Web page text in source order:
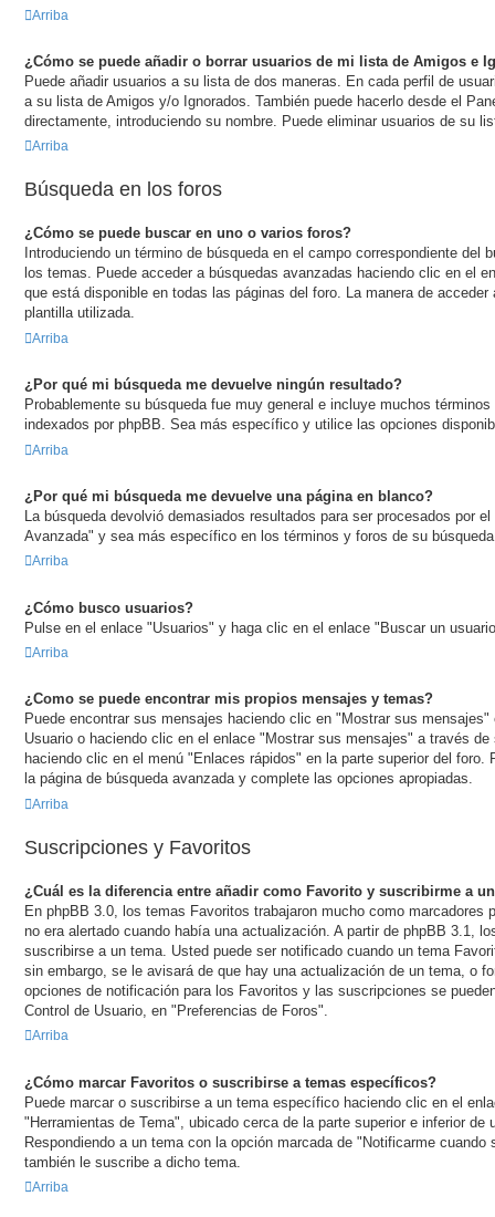
Arriba
¿Cómo se puede añadir o borrar usuarios de mi lista de Amigos e
Puede añadir usuarios a su lista de dos maneras. En cada perfil de
a su lista de Amigos y/o Ignorados. También puede hacerlo desde el
directamente, introduciendo su nombre. Puede eliminar usuarios de su
Arriba
Búsqueda en los foros
¿Cómo se puede buscar en uno o varios foros?
Introduciendo un término de búsqueda en el campo correspondiente del
los temas. Puede acceder a búsquedas avanzadas haciendo clic en el
que está disponible en todas las páginas del foro. La manera de acceder
plantilla utilizada.
Arriba
¿Por qué mi búsqueda me devuelve ningún resultado?
Probablemente su búsqueda fue muy general e incluye muchos
indexados por phpBB. Sea más específico y utilice las opciones
Arriba
¿Por qué mi búsqueda me devuelve una página en blanco?
La búsqueda devolvió demasiados resultados para ser procesados por
Avanzada" y sea más específico en los términos y foros de su
Arriba
¿Cómo busco usuarios?
Pulse en el enlace "Usuarios" y haga clic en el enlace "Buscar un
Arriba
¿Como se puede encontrar mis propios mensajes y temas?
Puede encontrar sus mensajes haciendo clic en "Mostrar sus mensajes"
Usuario o haciendo clic en el enlace "Mostrar sus mensajes" a través de
haciendo clic en el menú "Enlaces rápidos" en la parte superior del
la página de búsqueda avanzada y complete las opciones apropiadas.
Arriba
Suscripciones y Favoritos
¿Cuál es la diferencia entre añadir como Favorito y suscribirme a
En phpBB 3.0, los temas Favoritos trabajaron mucho como marcadores
no era alertado cuando había una actualización. A partir de phpBB 3.1,
suscribirse a un tema. Usted puede ser notificado cuando un tema
sin embargo, se le avisará de que hay una actualización de un tema, o
opciones de notificación para los Favoritos y las suscripciones se
Control de Usuario, en "Preferencias de Foros".
Arriba
¿Cómo marcar Favoritos o suscribirse a temas específicos?
Puede marcar o suscribirse a un tema específico haciendo clic en el
"Herramientas de Tema", ubicado cerca de la parte superior e inferior de
Respondiendo a un tema con la opción marcada de "Notificarme cuando
también le suscribe a dicho tema.
Arriba